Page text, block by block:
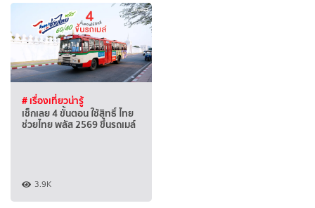
# เรื่องเที่ยวน่ารู้
เช็กเลย 4 ขั้นตอน ใช้สิทธิ์ ไทย
ช่วยไทย พลัส 2569 ขึ้นรถเมล์
3.9K